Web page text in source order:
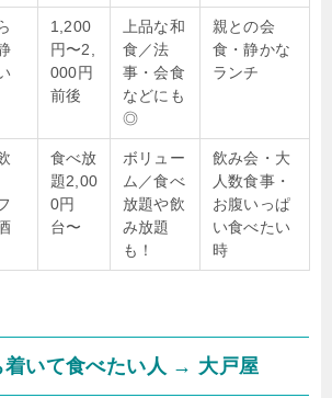
1,200
円〜2,
000円
前後
上品な和
食／法
事・会食
などにも
◎
親との会
食・静かな
ランチ
食べ放
題2,00
0円
台〜
ボリュー
ム／食べ
放題や飲
み放題
も！
飲み会・大
人数食事・
お腹いっぱ
い食べたい
時
着いて食べたい人 → 大戸屋